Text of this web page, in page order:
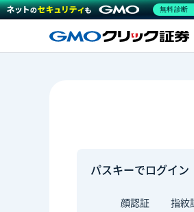
パスキーでログイン
顔認証 指紋
無料診断